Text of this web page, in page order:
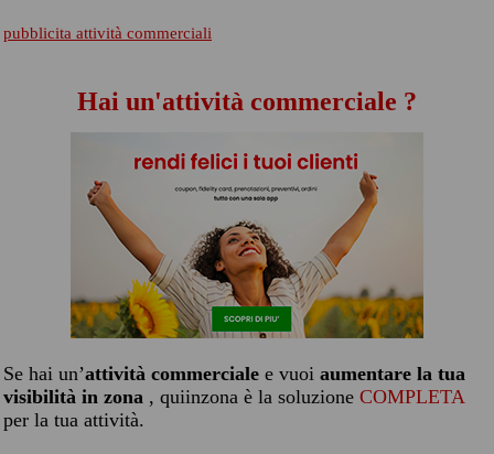
pubblicita attività commerciali
Hai un'attività commerciale ?
Se hai un’attività commerciale e vuoi aumentare la tua
visibilità in zona , quiinzona è la soluzione COMPLETA
per la tua attività.